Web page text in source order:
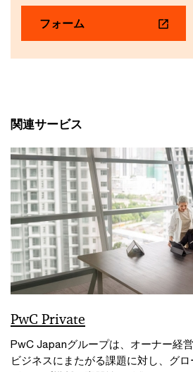
フォーム
関連サービス
PwC Private
PwC Japanグループは、オーナー経
ビジネスにまたがる課題に対し、グ